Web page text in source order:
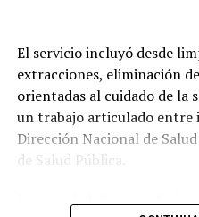
El servicio incluyó desde
extracciones, eliminación
orientadas al cuidado de la
un trabajo articulado entre
Dirección Nacional de
de Salud Pública.
La cantidad de